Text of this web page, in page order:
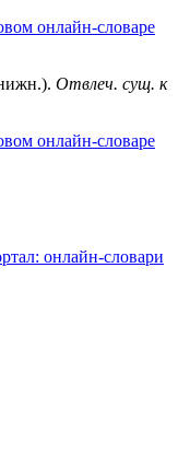
онлайн-словаре
Отвлеч. сущ. к
онлайн-словаре
онлайн-словари